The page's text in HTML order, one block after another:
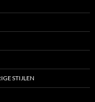
STIJLEN